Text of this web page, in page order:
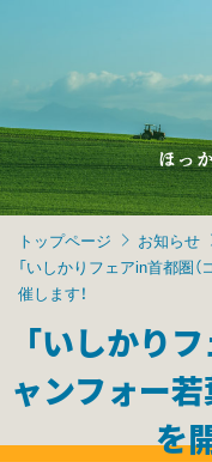
トップページ
お知らせ
「いしかりフェアin首都圏（
催します！
「いしかり
ャンフォー若
を